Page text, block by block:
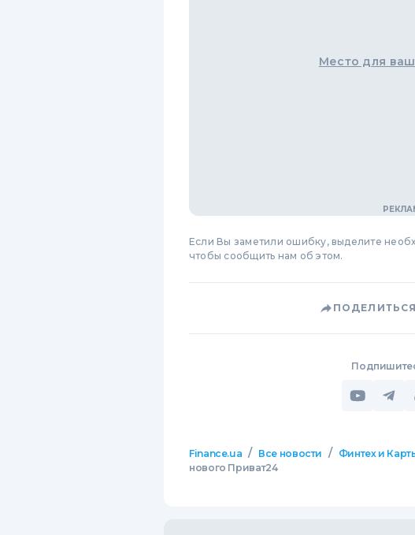
Место для
Если Вы заметили ошибку, выделите
чтобы сообщить нам об этом.
Finance.ua / Все новости / Финтех и
нового Приват24